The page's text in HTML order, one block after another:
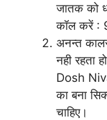
जातक को
कॉल करें :
अनन्त
नही रहता
Dosh
का बना
चाहिए।